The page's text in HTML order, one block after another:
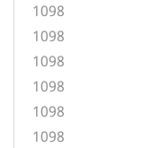
1098
1098
1098
1098
1098
1098